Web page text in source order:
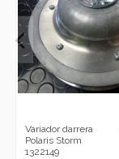
Variador darrera
Polaris Storm
1322149